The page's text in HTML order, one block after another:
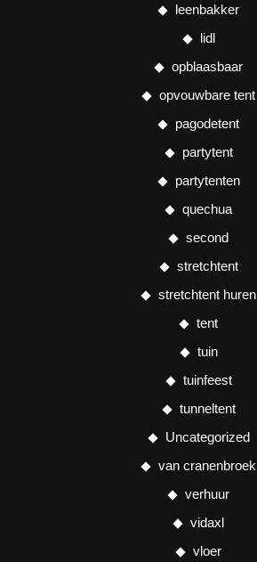
leenbakker
lidl
opblaasbaar
opvouwbare tent
pagodetent
partytent
partytenten
quechua
second
stretchtent
stretchtent huren
tent
tuin
tuinfeest
tunneltent
Uncategorized
van cranenbroek
verhuur
vidaxl
vloer